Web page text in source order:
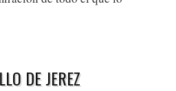
DE JEREZ